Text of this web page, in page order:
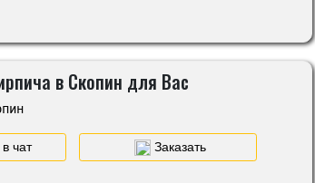
в Скопин для Вас
чат Заказать